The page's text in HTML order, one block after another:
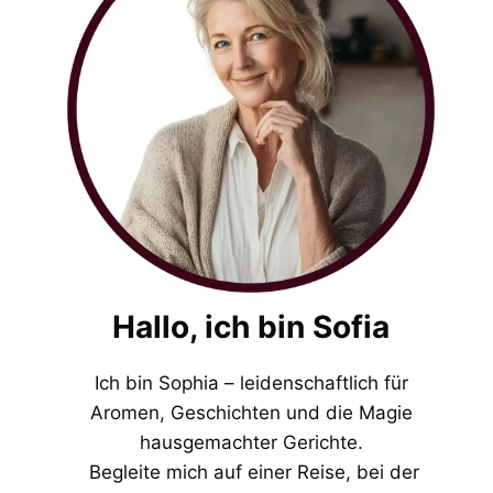
Hallo, ich bin Sofia
Ich bin Sophia – leidenschaftlich für
Aromen, Geschichten und die Magie
hausgemachter Gerichte.
Begleite mich auf einer Reise, bei der